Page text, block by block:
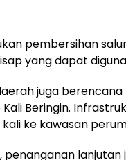
pembersihan
yang dapat
juga
Beringin.
ke kawasan
penanganan